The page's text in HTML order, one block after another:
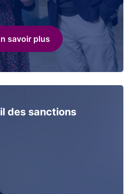
savoir plus
des sanctions